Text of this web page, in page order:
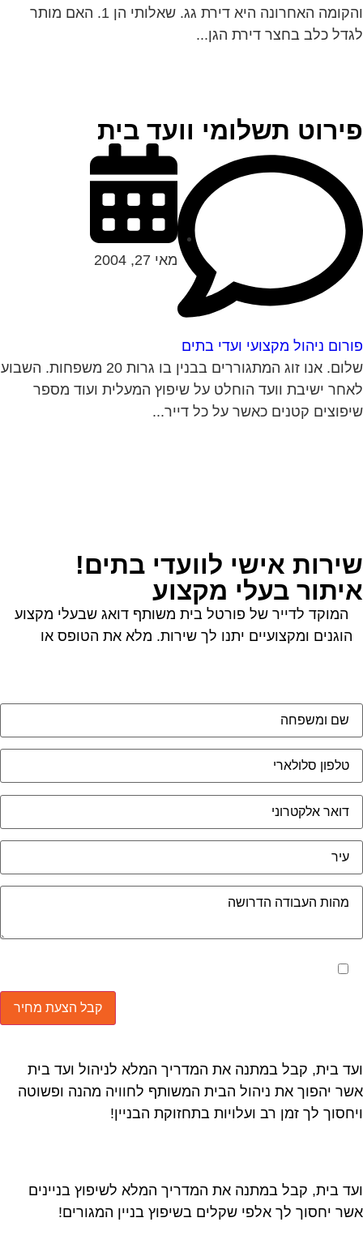
והקומה האחרונה היא דירת גג. שאלותי הן 1. האם מותר
כלב בחצר דירת הגן...
תשלומי וועד בית
ניהול מקצועי ועדי בתים
מאי 27, 2004
שלום. אנו זוג המתגוררים בבנין בו גרות 20 משפחות. השבוע
ישיבת וועד הוחלט על שיפוץ המעלית ועוד מספר
קטנים כאשר על כל דייר...
אישי לוועדי בתים!
בעלי מקצוע
המוקד לדייר של פורטל בית משותף דואג שבעלי מקצוע
הוגנים ומקצועיים יתנו לך שירות. מלא את הטופס אולחץ
מאשר את תנאי הפרטיות
בית, קבל במתנה את המדריך המלא לניהול ועד בית
יהפוך את ניהול הבית המשותף לחוויה מהנה ופשוטה
לך זמן רב ועלויות בתחזוקת הבניין!
בית, קבל במתנה את המדריך המלא לשיפוץ בניינים
יחסוך לך אלפי שקלים בשיפוץ בניין המגורים!